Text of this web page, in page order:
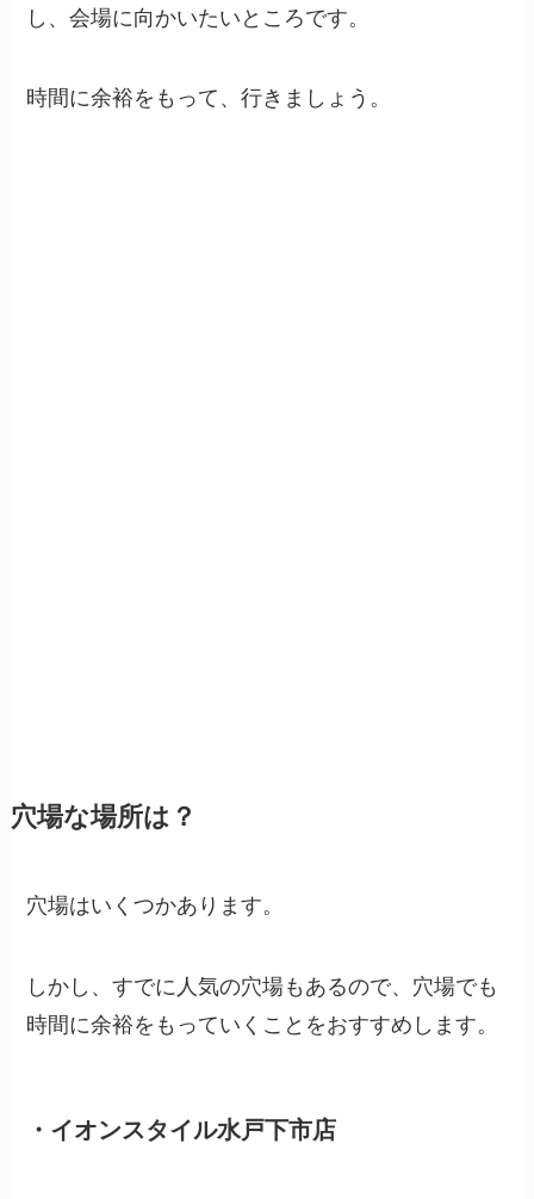
し、会場に向かいたいところです。
時間に余裕をもって、行きましょう。
穴場な場所は？
穴場はいくつかあります。
しかし、すでに人気の穴場もあるので、穴場でも
時間に余裕をもっていくことをおすすめします。
・イオンスタイル水戸下市店